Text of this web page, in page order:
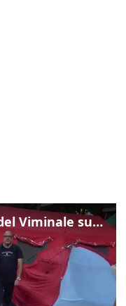
Gualtieri: "Responsabilità del Viminale su Spin Time? La posizione dei partiti è nota"